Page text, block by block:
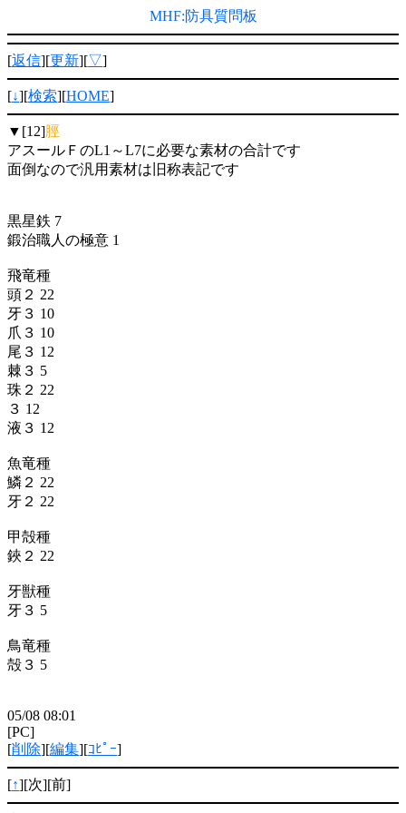
MHF:防具質問板
[返信][更新][▽]
[↓][検索][HOME]
▼[12]脛
アスールＦのL1～L7に必要な素材の合計です
面倒なので汎用素材は旧称表記です
黒星鉄 7
鍛治職人の極意 1
飛竜種
頭２ 22
牙３ 10
爪３ 10
尾３ 12
棘３ 5
珠２ 22
３ 12
液３ 12
魚竜種
鱗２ 22
牙２ 22
甲殻種
鋏２ 22
牙獣種
牙３ 5
鳥竜種
殻３ 5
05/08 08:01
[PC]
[削除][編集][ｺﾋﾟｰ]
[↑][次][前]